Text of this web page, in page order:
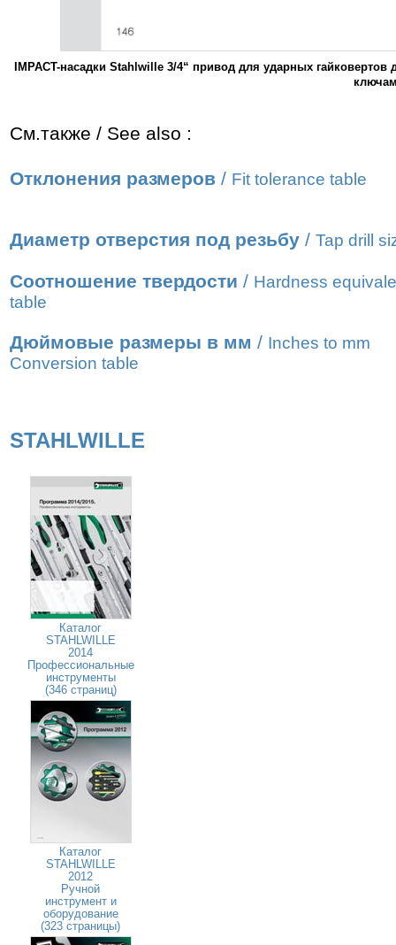
IMPACT-насадки Stahlwille 3/4“ привод для ударных
См.также / See also :
Отклонения размеров / Fit tolerance table
Диаметр отверстия под резьбу / Tap drill
Соотношение твердости / Hardness
table
Дюймовые размеры в мм / Inches to mm
Conversion table
STAHLWILLE
Каталог
STAHLWILLE
2014
Профессиональные
инструменты
(346 страниц)
Каталог
STAHLWILLE
2012
Ручной
инструмент и
оборудование
(323 страницы)